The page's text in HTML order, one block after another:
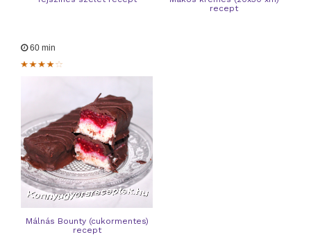
recept
60 min
Málnás Bounty (cukormentes)
recept